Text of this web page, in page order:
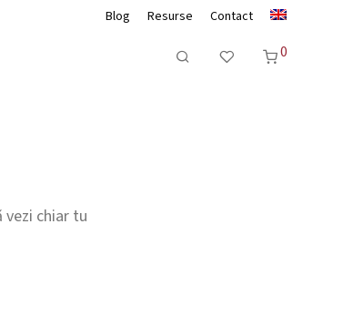
Blog Resurse Contact
0
chiar tu